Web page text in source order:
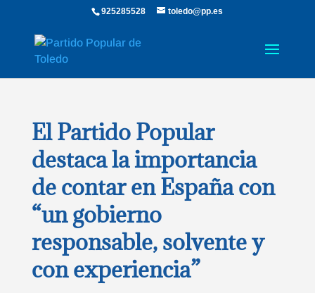
925285528 toledo@pp.es
El Partido Popular
destaca la importancia
de contar en España con
“un gobierno
responsable, solvente y
con experiencia”